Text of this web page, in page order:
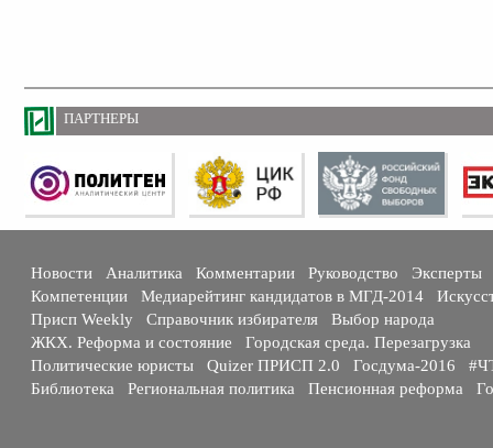
ПАРТНЕРЫ
Новости Аналитика Комментарии Руководство
Эксперты
Компетенции
Медиарейтинг кандидатов в МГД-2014
Присп Weekly
Справочник избирателя
Выбор народа
ЖКХ. Реформа и состояние
Городская среда. Перезагрузка
Политические юристы
Quizer ПРИСП 2.0 Госдума-2016
Библиотека
Региональная политика Пенсионная реформа